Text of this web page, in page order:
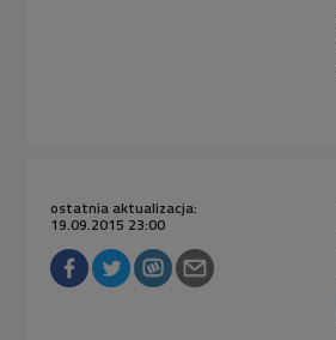
ostatnia aktualizacja:
19.09.2015 23:00